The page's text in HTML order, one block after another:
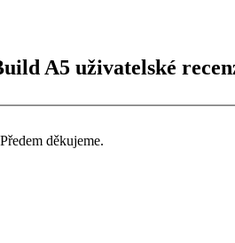
A5 uživatelské
děkujeme.